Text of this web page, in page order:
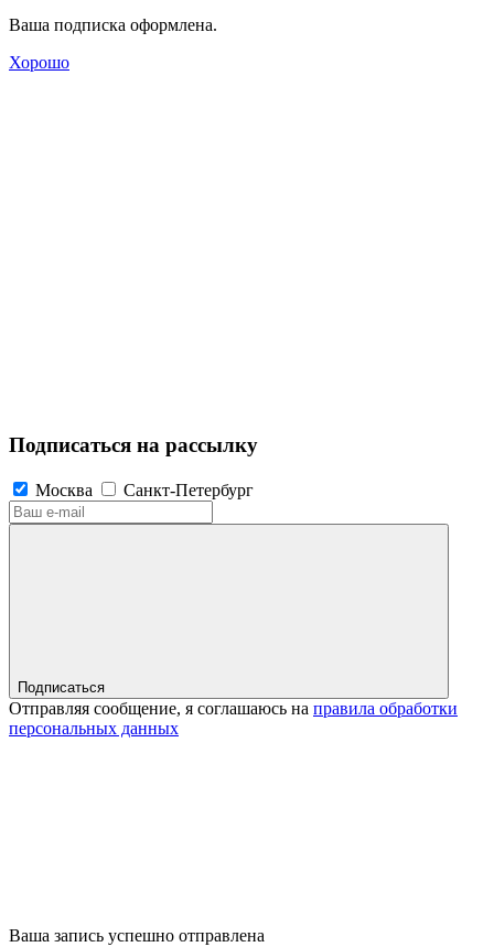
Ваша подписка оформлена.
Хорошо
Подписаться на рассылку
Москва Санкт-Петербург
Подписаться
Отправляя сообщение, я соглашаюсь на правила обработки
персональных данных
Ваша запись успешно отправлена